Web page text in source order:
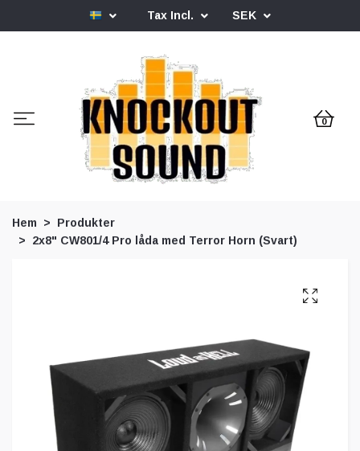
Tax Incl. SEK
0
Hem
Produkter
2x8" CW801/4 Pro låda med Terror Horn (Svart)